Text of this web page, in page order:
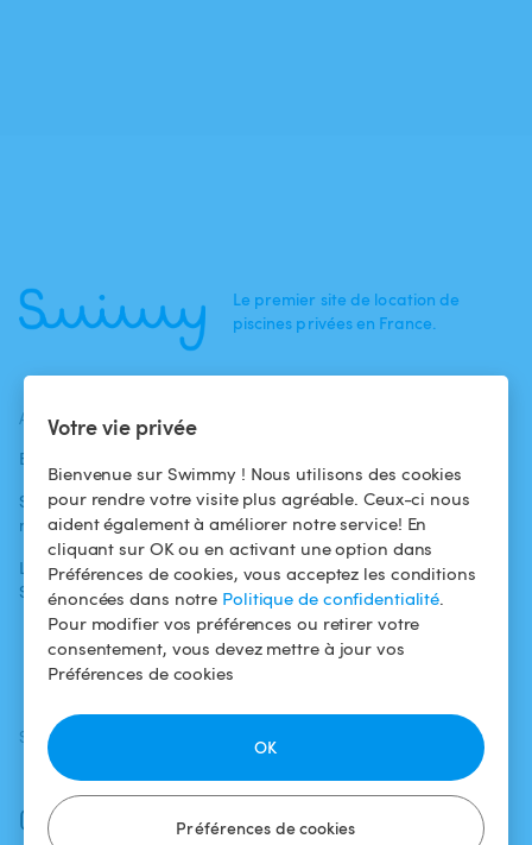
Votre vie privée
Bienvenue sur Swimmy ! Nous utilisons des cookies
pour rendre votre visite plus agréable. Ceux-ci nous
aident également à améliorer notre service! En
cliquant sur OK ou en activant une option dans
Préférences de cookies, vous acceptez les conditions
énoncées dans notre Politique de confidentialité.
Pour modifier vos préférences ou retirer votre
consentement, vous devez mettre à jour vos
Préférences de cookies
Préférences de cookies
OK
Le premier site de location de
piscines privées en France.
ACTUALITÉS
Blog
Swimmy dans les
médias
L'aventure
Swimmy
baigneurs
Pour les
propriétaires
Louer ma piscine
Comment ça
marche ?
Conditions
d'utilisation
Politique de
confidentialité
Mentions légales
SUIVEZ-NOUS
Facebook
Instagram